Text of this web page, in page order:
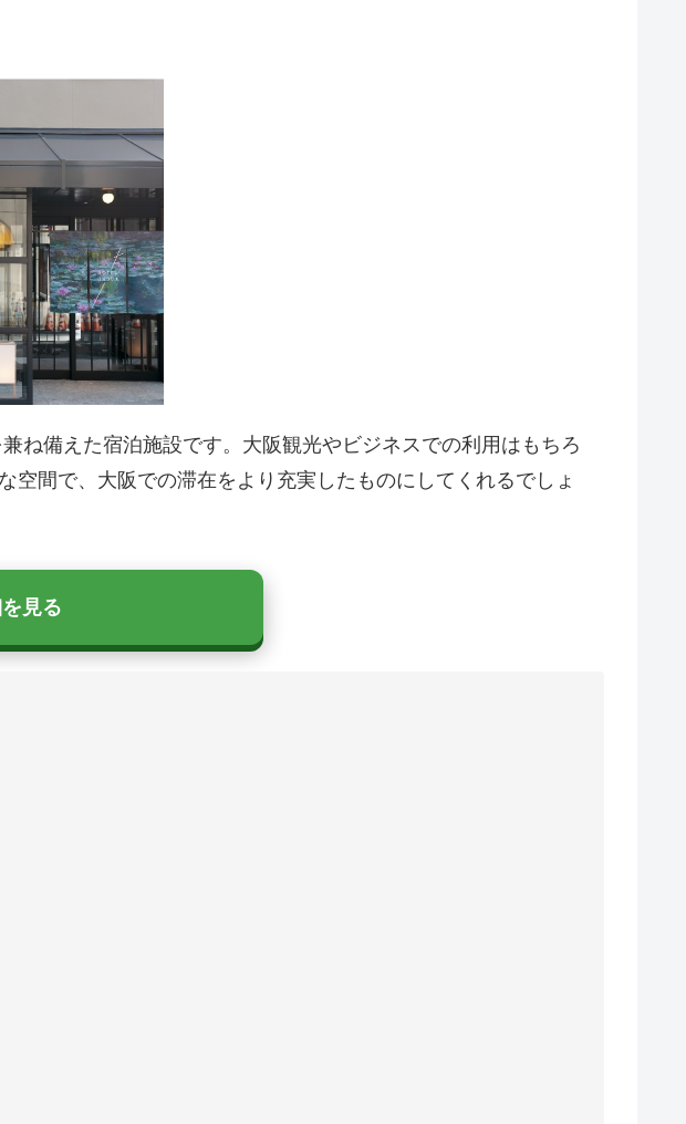
ね備えた宿泊施設です。大阪観光やビジネスでの利用はもちろ
間で、大阪での滞在をより充実したものにしてくれるでしょ
見る